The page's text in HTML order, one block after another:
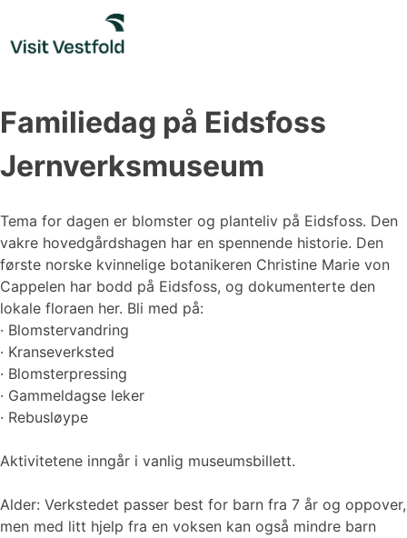
content
Familiedag på Eidsfoss
Jernverksmuseum
Tema for dagen er blomster og planteliv på Eidsfoss. Den
vakre hovedgårdshagen har en spennende historie. Den
første norske kvinnelige botanikeren Christine Marie von
Cappelen har bodd på Eidsfoss, og dokumenterte den
lokale floraen her. Bli med på:
· Blomstervandring
· Kranseverksted
· Blomsterpressing
· Gammeldagse leker
· Rebusløype
Aktivitetene inngår i vanlig museumsbillett.
Alder: Verkstedet passer best for barn fra 7 år og oppover,
men med litt hjelp fra en voksen kan også mindre barn